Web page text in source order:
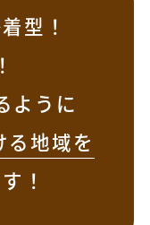
型！
ように
地域を
！